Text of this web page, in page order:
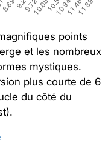
points
et les nombreux
mystiques.
plus courte de 6
du côté du